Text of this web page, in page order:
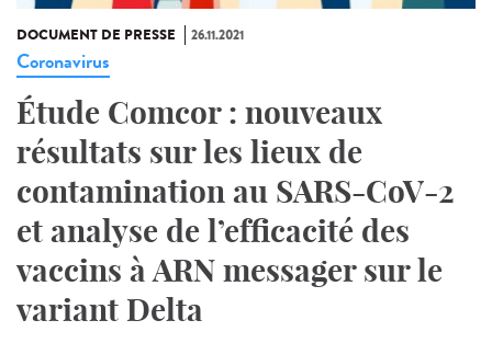
DOCUMENT DE PRESSE 26.11.2021
Coronavirus
Étude Comcor : nouveaux
résultats sur les lieux de
contamination au SARS-CoV-2
et analyse de l’efficacité des
vaccins à ARN messager sur le
variant Delta